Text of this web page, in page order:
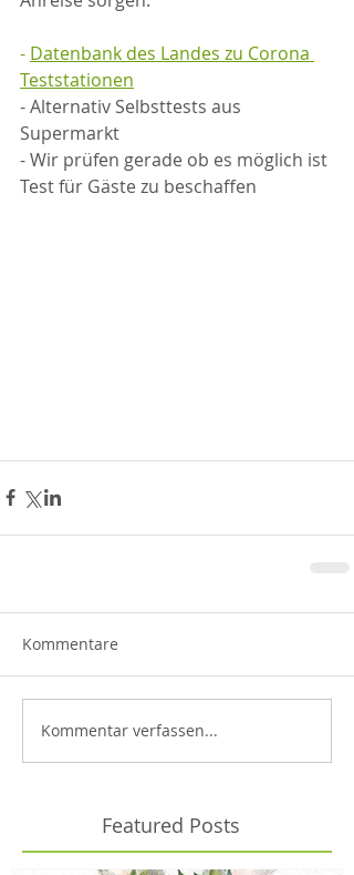
- Datenbank des Landes zu Corona
Teststationen
- Alternativ Selbsttests aus
Supermarkt
- Wir prüfen gerade ob es möglich ist
Test für Gäste zu beschaffen
Kommentare
Kommentar verfassen...
Featured Posts